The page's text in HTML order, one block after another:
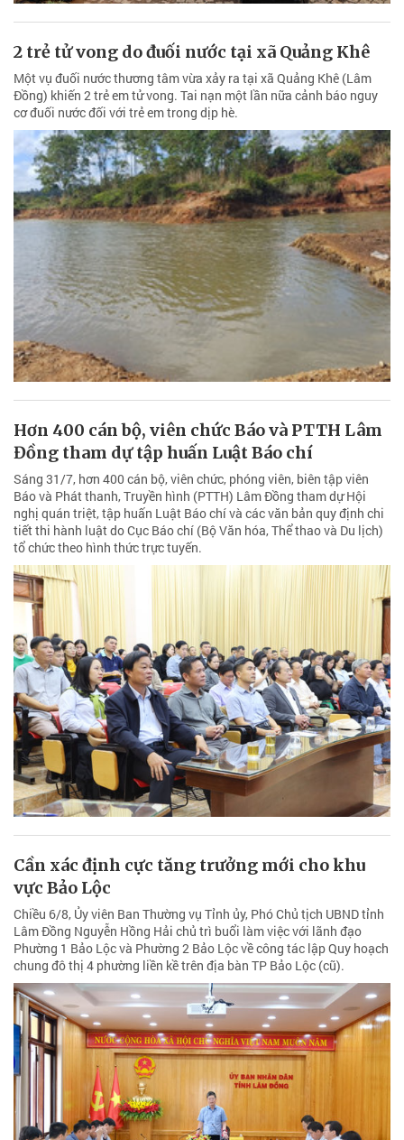
2 trẻ tử vong do đuối nước tại xã Quảng Khê
Một vụ đuối nước thương tâm vừa xảy ra tại xã Quảng Khê (Lâm
Đồng) khiến 2 trẻ em tử vong. Tai nạn một lần nữa cảnh báo nguy
cơ đuối nước đối với trẻ em trong dịp hè.
Hơn 400 cán bộ, viên chức Báo và PTTH Lâm
Đồng tham dự tập huấn Luật Báo chí
Sáng 31/7, hơn 400 cán bộ, viên chức, phóng viên, biên tập viên
Báo và Phát thanh, Truyền hình (PTTH) Lâm Đồng tham dự Hội
nghị quán triệt, tập huấn Luật Báo chí và các văn bản quy định chi
tiết thi hành luật do Cục Báo chí (Bộ Văn hóa, Thể thao và Du lịch)
tổ chức theo hình thức trực tuyến.
Cần xác định cực tăng trưởng mới cho khu
vực Bảo Lộc
Chiều 6/8, Ủy viên Ban Thường vụ Tỉnh ủy, Phó Chủ tịch UBND tỉnh
Lâm Đồng Nguyễn Hồng Hải chủ trì buổi làm việc với lãnh đạo
Phường 1 Bảo Lộc và Phường 2 Bảo Lộc về công tác lập Quy hoạch
chung đô thị 4 phường liền kề trên địa bàn TP Bảo Lộc (cũ).